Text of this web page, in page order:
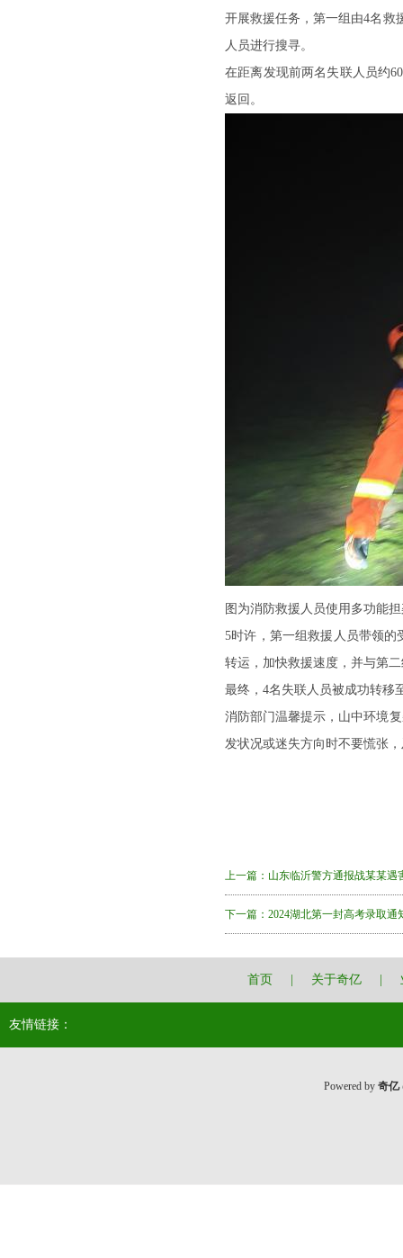
开展救援任务，第一组由4名救
人员进行搜寻。
在距离发现前两名失联人员约
返回。
图为消防救援人员使用多功能
5时许，第一组救援人员带领
转运，加快救援速度，并与第
最终，4名失联人员被成功转移
消防部门温馨提示，山中环境
发状况或迷失方向时不要慌张
上一篇： 山东临沂警方通报战某某遇
下一篇： 2024湖北第一封高考录取通
首页 关于奇亿
友情链接：
Powered by 奇亿